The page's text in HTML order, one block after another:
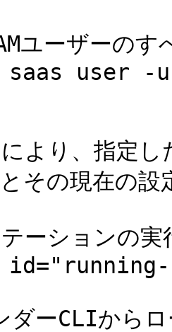
ユーザーのす
user -u
より、指定し
その現在の設
テーション
ダーCLIから